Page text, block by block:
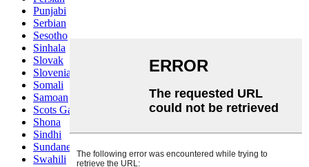
Punjabi
Serbian
Sesotho
Sinhala
Slovak
Slovenian
Somali
Samoan
Scots Gaelic
Shona
Sindhi
Sundanese
Swahili